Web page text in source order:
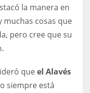
la manera en
muchas cosas que
pero cree que su
queel Alavés
siempre está